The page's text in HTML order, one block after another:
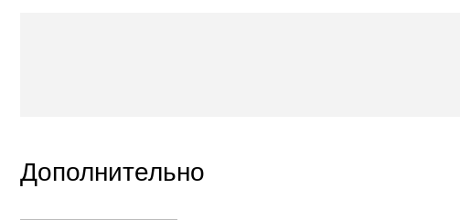
Дополнительно